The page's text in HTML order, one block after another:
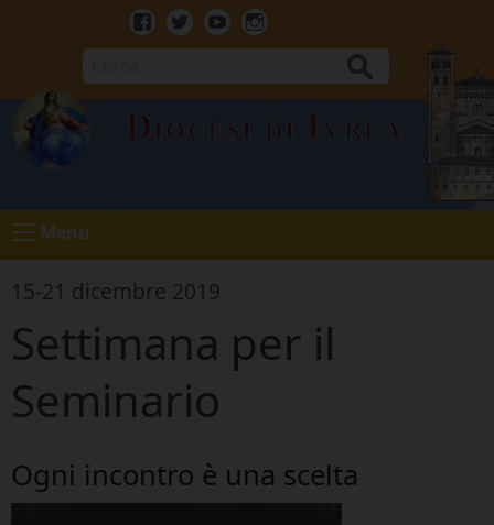
Facebook
TwitterYoutubeInstagram
Diocesi di Ivrea
Menu
15-21 dicembre 2019
Settimana per il
Seminario
Ogni incontro è una scelta